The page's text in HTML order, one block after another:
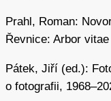
Zemánka nebo
provázání
krajinou, s jejím
exaktním
Prahl, Roman:
Řevnice: Arbor vitae
Pátek, Jiří (ed.):
o fotografii,